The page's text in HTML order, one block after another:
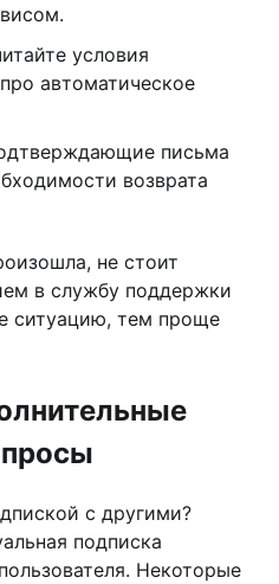
условия
автоматическое
письма
возврата
не стоит
в службу поддержки
ситуацию, тем проще
с другими?
подписка
Некоторые